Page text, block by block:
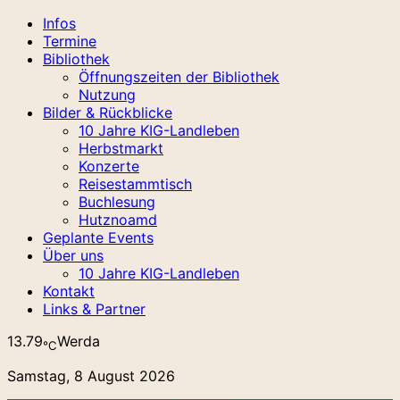
Infos
Termine
Bibliothek
Öffnungszeiten der Bibliothek
Nutzung
Bilder & Rückblicke
10 Jahre KIG-Landleben
Herbstmarkt
Konzerte
Reisestammtisch
Buchlesung
Hutznoamd
Geplante Events
Über uns
10 Jahre KIG-Landleben
Kontakt
Links & Partner
13.79℃Werda
Samstag, 8 August 2026